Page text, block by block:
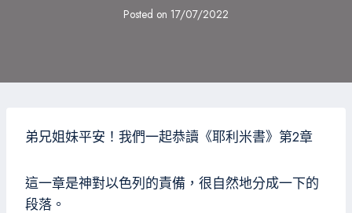
Posted on 17/07/2022
弟兄姐妹平安！我們一起恭讀《耶利米書》第2章
這一章是神對以色列的責備，很自然地分成一下的
段落。